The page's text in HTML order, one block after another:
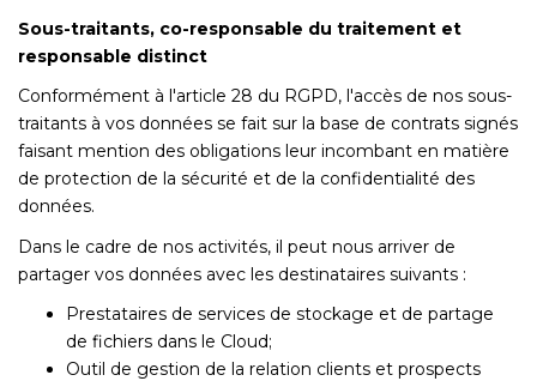
Sous-traitants, co-responsable du traitement et
responsable distinct
Conformément à l'article 28 du RGPD, l'accès de nos sous-
traitants à vos données se fait sur la base de contrats signés
faisant mention des obligations leur incombant en matière
de protection de la sécurité et de la confidentialité des
données.
Dans le cadre de nos activités, il peut nous arriver de
partager vos données avec les destinataires suivants :
Prestataires de services de stockage et de partage
de fichiers dans le Cloud;
Outil de gestion de la relation clients et prospects